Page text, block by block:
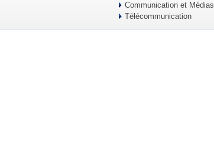
Communication et Médias
Télécommunication